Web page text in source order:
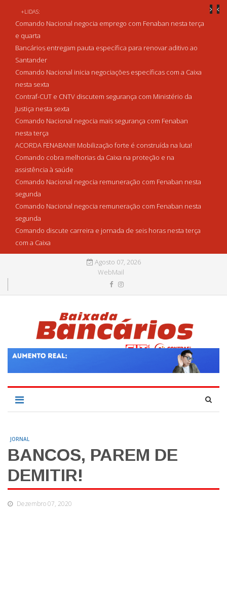
+LIDAS:
Comando Nacional negocia emprego com Fenaban nesta terça
e quarta
Bancários entregam pauta específica para renovar aditivo ao
Santander
Comando Nacional inicia negociações específicas com a Caixa
nesta sexta
Contraf-CUT e CNTV discutem segurança com Ministério da
Justiça nesta sexta
Comando Nacional negocia mais segurança com Fenaban
nesta terça
ACORDA FENABAN!!! Mobilização forte é construída na luta!
Comando cobra melhorias da Caixa na proteção e na
assistência à saúde
Comando Nacional negocia remuneração com Fenaban nesta
segunda
Comando Nacional negocia remuneração com Fenaban nesta
segunda
Comando discute carreira e jornada de seis horas nesta terça
com a Caixa
Agosto 07, 2026
WebMail
JORNAL
BANCOS, PAREM DE
DEMITIR!
Dezembro 07, 2020